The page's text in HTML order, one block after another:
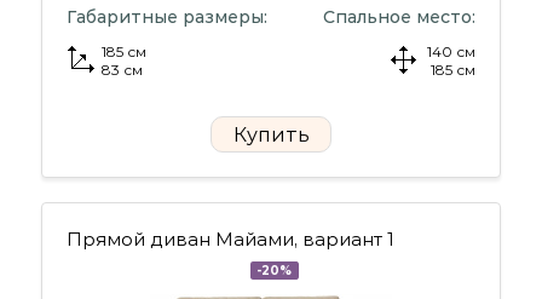
Габаритные размеры:
185 см
83 см
Спальное место:
140 см
185 см
Купить
Прямой диван Майами, вариант 1
-20%